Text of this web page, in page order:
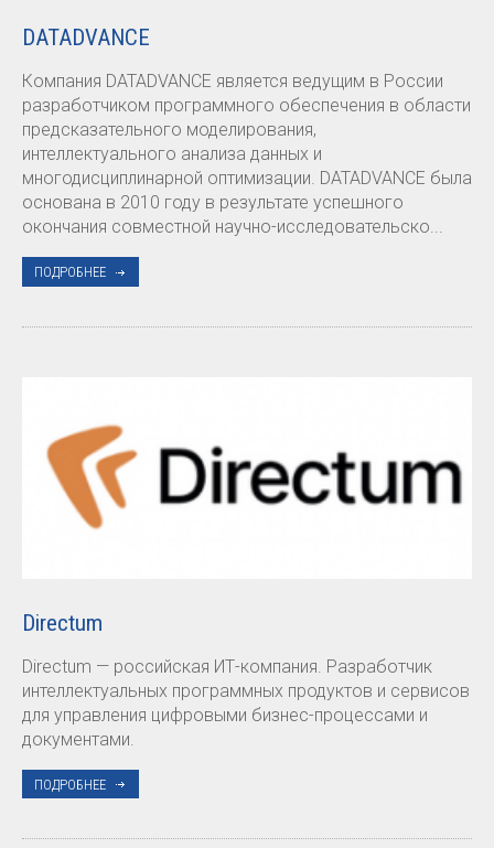
DATADVANCE
Компания DATADVANCE является ведущим в России
разработчиком программного обеспечения в области
предсказательного моделирования,
интеллектуального анализа данных и
многодисциплинарной оптимизации. DATADVANCE была
основана в 2010 году в результате успешного
окончания совместной научно-исследовательско...
ПОДРОБНЕЕ
Directum
Directum — российская ИТ-компания. Разработчик
интеллектуальных программных продуктов и сервисов
для управления цифровыми бизнес-процессами и
документами.
ПОДРОБНЕЕ